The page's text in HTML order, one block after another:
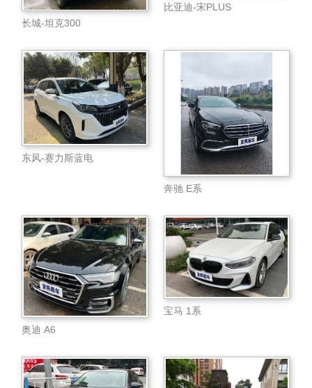
长城-坦克300
比亚迪-宋PLUS
东风-赛力斯蓝电
奔驰 E系
奥迪 A6
宝马 1系